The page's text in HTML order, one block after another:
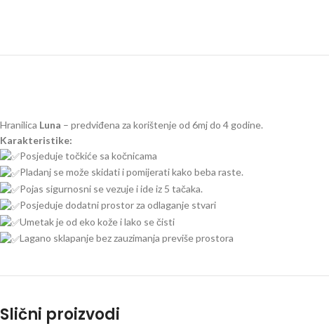
Hranilica Luna – predviđena za korištenje od 6mj do 4 godine.
Karakteristike:
Posjeduje točkiće sa kočnicama
Pladanj se može skidati i pomijerati kako beba raste.
Pojas sigurnosni se vezuje i ide iz 5 tačaka.
Posjeduje dodatni prostor za odlaganje stvari
Umetak je od eko kože i lako se čisti
Lagano sklapanje bez zauzimanja previše prostora
Slični proizvodi